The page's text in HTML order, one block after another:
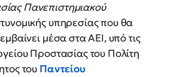
Πανεπιστημιακού
υπηρεσίας που θα
μέσα στα ΑΕΙ, υπό τις
Προστασίας του Πολίτη
του Παντείου